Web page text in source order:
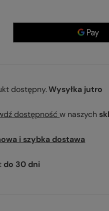
dostępny Wysyłka jutro
dostępnośćw naszych
i szybka dostawa
do 30 dni